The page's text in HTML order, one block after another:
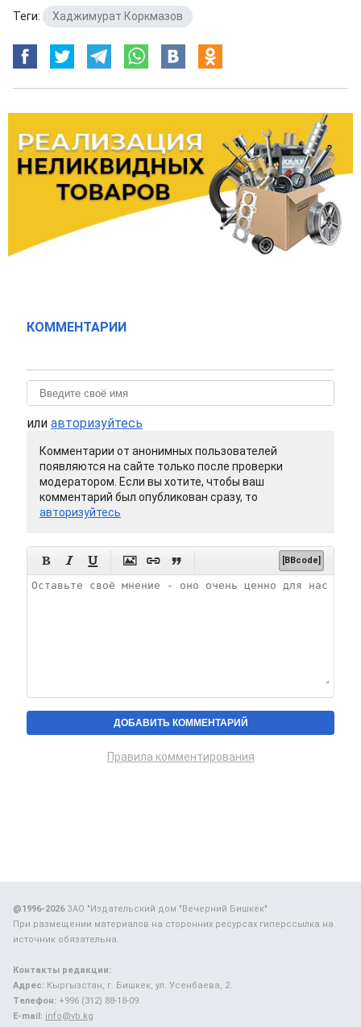
Теги: Хаджимурат Коркмазов
КОММЕНТАРИИ
или авторизуйтесь
Комментарии от анонимных пользователей
появляются на сайте только после проверки
модератором. Если вы хотите, чтобы ваш
комментарий был опубликован сразу, то
авторизуйтесь
      [BBcode]
Правила комментирования
@1996-2026ЗАО "Издательский дом "Вечерний Бишкек"
При размещении материалов на сторонних ресурсах гиперссылка на
источник обязательна.
Контакты редакции:
Адрес: Кыргызстан, г. Бишкек, ул. Усенбаева, 2.
Телефон: +996 (312) 88-18-09.
E-mail: info@vb.kg